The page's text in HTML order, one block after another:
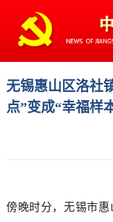
无锡惠山区洛社
点”变成“幸福样
傍晚时分，无锡市